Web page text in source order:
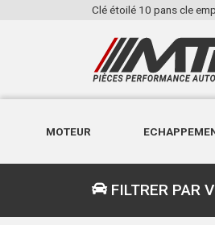
Clé étoilé 10 pans cle
MOTEUR
FILTRER PAR